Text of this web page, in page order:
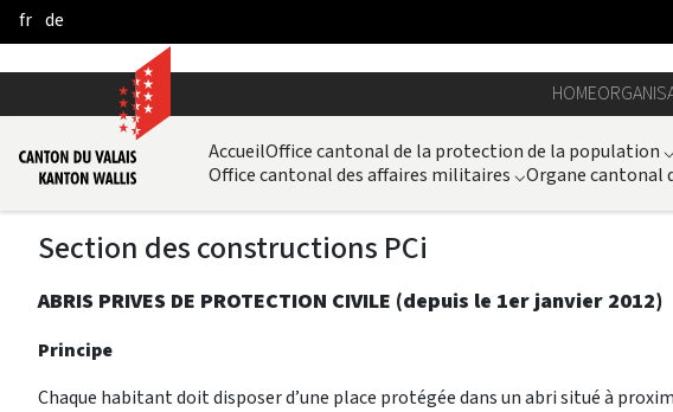
Skip to Main Content
fr de
HOME
AccueilOffice cantonal de la protection de la population ⌵
Office cantonal des affaires militaires ⌵Organe cantonal
Section des constructions PCi
ABRIS PRIVES DE PROTECTION CIVILE (depuis le 1er janvier 2012)
Principe
Chaque habitant doit disposer d’une place protégée dans un abri situé à